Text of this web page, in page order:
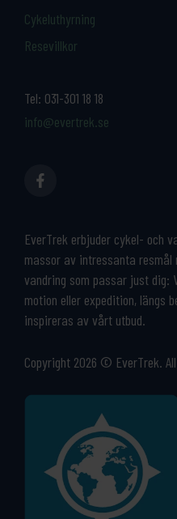
Tel: 031-301 18 18
info@evertrek.se
EverTrek erbjuder cykel- och
massor av intressanta
vandring som passar just dig:
motion eller expedition, längs
inspireras av vårt utbud.
Copyright 2026 © EverTrek.
Cykeluthyrning
Resevillkor